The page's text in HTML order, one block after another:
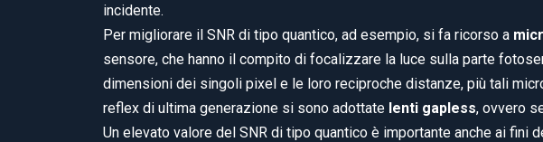
incidente.
Per migliorare il SNR di tipo quantico, ad esempio, si fa ricorso a
sensore, che hanno il compito di focalizzare la luce sulla parte
dimensioni dei singoli pixel e le loro reciproche distanze, più tali
reflex di ultima generazione si sono adottate lenti gapless, ovvero
Un elevato valore del SNR di tipo quantico è importante anche ai fini